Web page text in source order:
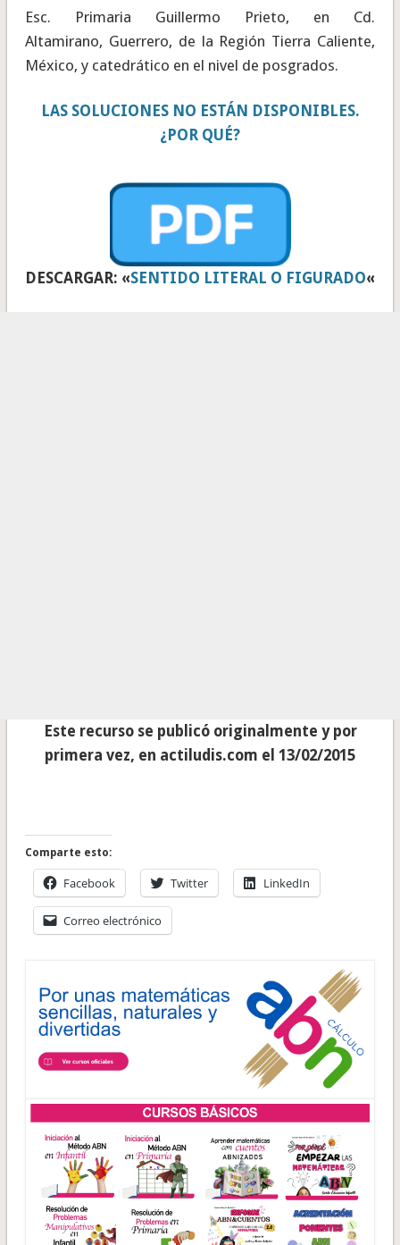
Esc. Primaria Guillermo Prieto, en Cd.
Altamirano, Guerrero, de la Región Tierra Caliente,
México, y catedrático en el nivel de posgrados.
LAS SOLUCIONES NO ESTÁN DISPONIBLES.
¿POR QUÉ?
DESCARGAR: «SENTIDO LITERAL O FIGURADO«
Este recurso se publicó originalmente y por
primera vez, en actiludis.com el 13/02/2015
Comparte esto:
Facebook Twitter LinkedIn
Correo electrónico